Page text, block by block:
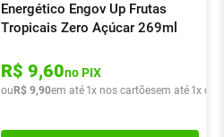
R$ 19,90
Energético Engov Up Frutas
Tropicais Zero Açúcar 269ml
R$ 9,60no PIX
ou R$ 9,90em até 1x nos cartõesem até 1x de